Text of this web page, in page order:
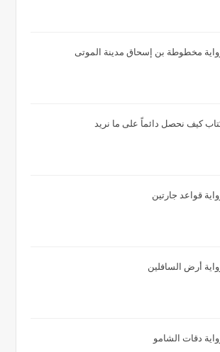
مخطوطة بن إسحاق مدينة الموتى
كيف نحصل دائماً على ما نريد
قواعد جارتين
أرض السافلين
دقات الشامو